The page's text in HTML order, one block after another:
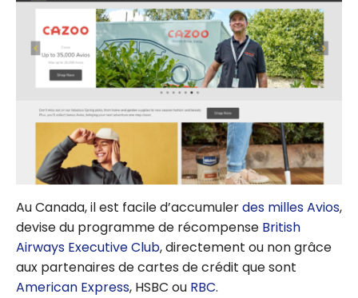
Au Canada, il est facile d’accumulerdes milles Avios,
devise du programme de récompense British
Airways Executive Club, directement ou non grâce
aux partenaires de cartes de crédit que sont
American Express, HSBC ou RBC.